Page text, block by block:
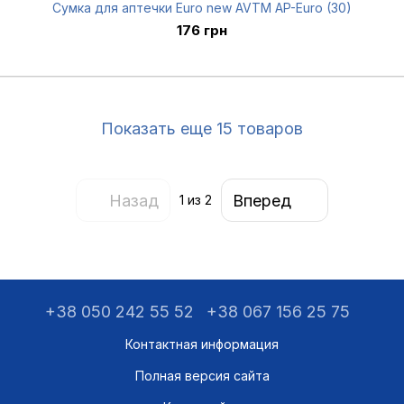
Сумка для аптечки Euro new AVTM AP-Euro (30)
176 грн
Показать еще 15 товаров
Назад 1 из 2 Вперед
+38 050 242 55 52 +38 067 156 25 75
Контактная информация
Полная версия сайта